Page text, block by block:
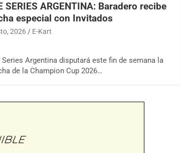
SERIES ARGENTINA: Baradero recibe
especial con Invitados
2026 E-Kart
Series Argentina disputará este fin de semana la
de la Champion Cup 2026…